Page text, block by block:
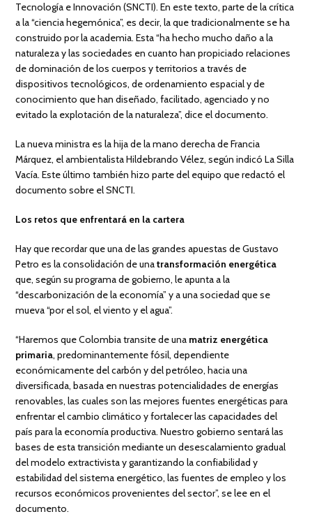
Tecnología e Innovación (SNCTI). En este texto, parte de la crítica
a la “ciencia hegemónica”, es decir, la que tradicionalmente se ha
construido por la academia. Esta “ha hecho mucho daño a la
naturaleza y las sociedades en cuanto han propiciado relaciones
de dominación de los cuerpos y territorios a través de
dispositivos tecnológicos, de ordenamiento espacial y de
conocimiento que han diseñado, facilitado, agenciado y no
evitado la explotación de la naturaleza”, dice el documento.
La nueva ministra es la hija de la mano derecha de Francia
Márquez, el ambientalista Hildebrando Vélez, según indicó La Silla
Vacía. Este último también hizo parte del equipo que redactó el
documento sobre el SNCTI.
Los retos que enfrentará en la cartera
Hay que recordar que una de las grandes apuestas de Gustavo
Petro es la consolidación de unatransformación energética
que, según su programa de gobierno, le apunta a la
“descarbonización de la economía” y a una sociedad que se
mueva “por el sol, el viento y el agua”.
“Haremos que Colombia transite de una matriz energética
primaria, predominantemente fósil, dependiente
económicamente del carbón y del petróleo, hacia una
diversificada, basada en nuestras potencialidades de energías
renovables, las cuales son las mejores fuentes energéticas para
enfrentar el cambio climático y fortalecer las capacidades del
país para la economía productiva. Nuestro gobierno sentará las
bases de esta transición mediante un desescalamiento gradual
del modelo extractivista y garantizando la confiabilidad y
estabilidad del sistema energético, las fuentes de empleo y los
recursos económicos provenientes del sector”, se lee en el
documento.